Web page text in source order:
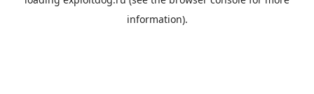
information).